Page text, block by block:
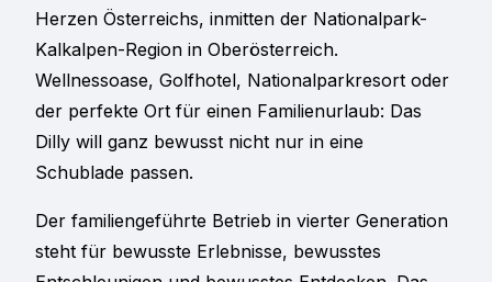
Herzen Österreichs, inmitten der Nationalpark-
Kalkalpen-Region in Oberösterreich.
Wellnessoase, Golfhotel, Nationalparkresort oder
der perfekte Ort für einen Familienurlaub: Das
Dilly will ganz bewusst nicht nur in eine
Schublade passen.
Der familiengeführte Betrieb in vierter Generation
steht für bewusste Erlebnisse, bewusstes